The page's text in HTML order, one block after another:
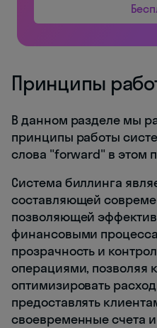
Принципы
В данном разделе мы
принципы работы
слова "forward" в этом
Система биллинга
составляющей
позволяющей
финансовыми
прозрачность и
операциями, позволяя
оптимизировать
предоставлять
своевременные счета и